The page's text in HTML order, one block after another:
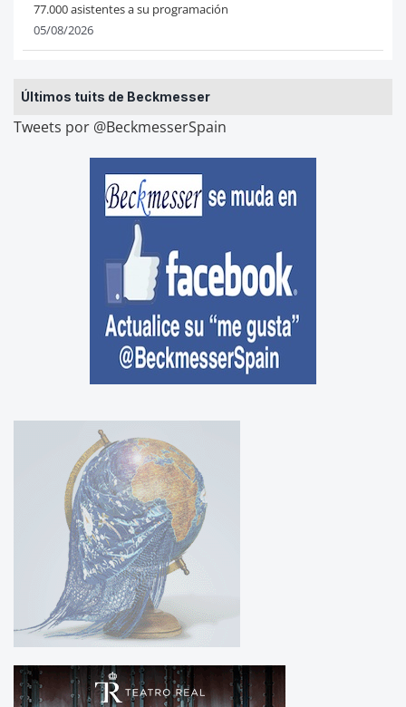
77.000 asistentes a su programación
05/08/2026
Últimos tuits de Beckmesser
Tweets por @BeckmesserSpain